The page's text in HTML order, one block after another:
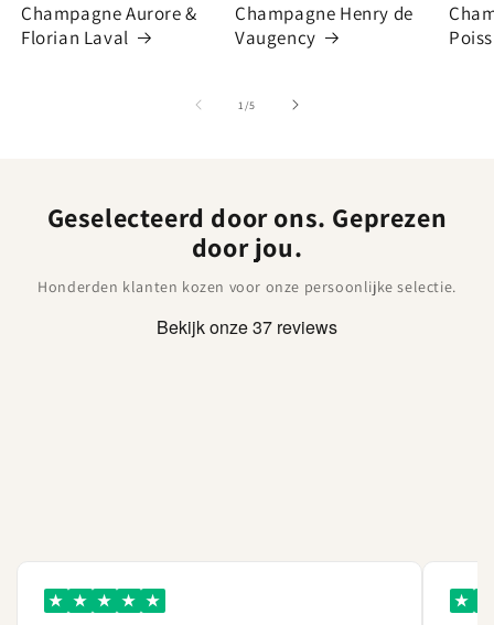
Champagne Aurore &
Florian Laval
Champagne Henry de
Vaugency
1 /van
5
Geselecteerd door ons. Geprezen
door jou.
Honderden klanten kozen voor onze persoonlijke selectie.
★ ★ ★ ★ ★ ★